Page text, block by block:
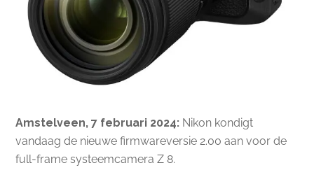
Amstelveen, 7 februari 2024: Nikon kondigt
vandaag de nieuwe firmwareversie 2.00 aan voor de
full-frame systeemcamera Z 8.